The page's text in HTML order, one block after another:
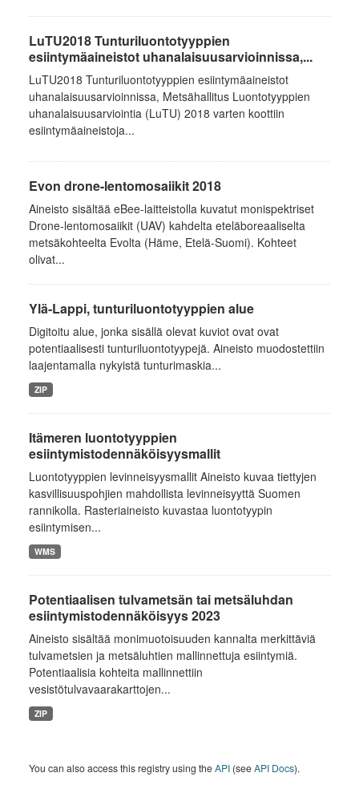
LuTU2018 Tunturiluontotyyppien
esiintymäaineistot uhanalaisuusarvioinnissa,...
LuTU2018 Tunturiluontotyyppien esiintymäaineistot
uhanalaisuusarvioinnissa, Metsähallitus Luontotyyppien
uhanalaisuusarviointia (LuTU) 2018 varten koottiin
esiintymäaineistoja...
Evon drone-lentomosaiikit 2018
Aineisto sisältää eBee-laitteistolla kuvatut monispektriset
Drone-lentomosaiikit (UAV) kahdelta eteläboreaaliselta
metsäkohteelta Evolta (Häme, Etelä-Suomi). Kohteet
olivat...
Ylä-Lappi, tunturiluontotyyppien alue
Digitoitu alue, jonka sisällä olevat kuviot ovat ovat
potentiaalisesti tunturiluontotyypejä. Aineisto muodostettiin
laajentamalla nykyistä tunturimaskia...
ZIP
Itämeren luontotyyppien
esiintymistodennäköisyysmallit
Luontotyyppien levinneisyysmallit Aineisto kuvaa tiettyjen
kasvillisuuspohjien mahdollista levinneisyyttä Suomen
rannikolla. Rasteriaineisto kuvastaa luontotyypin
esiintymisen...
WMS
Potentiaalisen tulvametsän tai metsäluhdan
esiintymistodennäköisyys 2023
Aineisto sisältää monimuotoisuuden kannalta merkittäviä
tulvametsien ja metsäluhtien mallinnettuja esiintymiä.
Potentiaalisia kohteita mallinnettiin
vesistötulvavaarakarttojen...
ZIP
You can also access this registry using theAPI (seeAPI Docs).